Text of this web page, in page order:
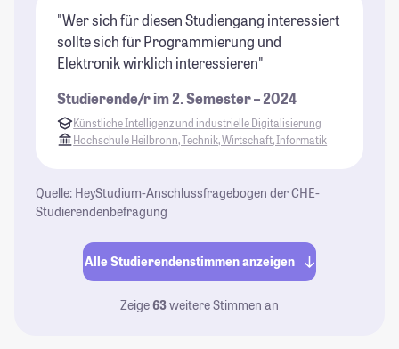
"Wer sich für diesen Studiengang interessiert
sollte sich für Programmierung und
Elektronik wirklich interessieren"
Studierende/r im 2. Semester – 2024
Künstliche Intelligenz und industrielle Digitalisierung
Hochschule Heilbronn, Technik, Wirtschaft, Informatik
Quelle: HeyStudium-Anschlussfragebogen der CHE-
Studierendenbefragung
Alle Studierendenstimmen anzeigen
Zeige63weitere Stimmen an